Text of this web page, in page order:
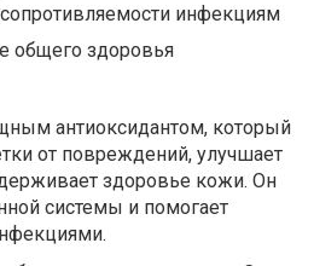
инфекциям
общего здоровья
антиоксидантом, который
от повреждений, улучшает
здоровье кожи. Он
системы и помогает